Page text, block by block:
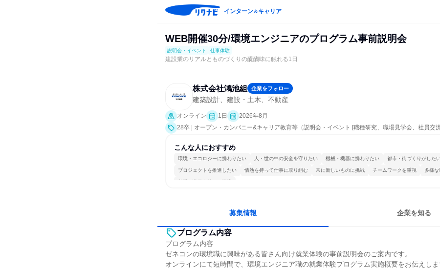
インターン＆キャリア
WEB開催30分/環境エンジニアのプログラム事前説明会
説明会・イベント 仕事体験
建設業のリアルとものづくりの醍醐味に触れる1日
株式会社鴻池組 企業をフォロー
建築設計、建設・土木、不動産
オンライン 1日
2026年8月
28卒 | オープン・カンパニー&キャリア教育等（説明会・イベント [職種研究、職場見学会、社員交
こんな人におすすめ
環境・エコロジーに携わりたい 人・世の中の安全を守りたい 機械・機器に携わりたい 都市・街づくりがした
プロジェクトを推進したい 情熱を持って仕事に取り組む 常に新しいものに挑戦 チームワークを重視 多様
若手が裁量を持てる環境
募集情報 企業を知る
プログラム内容
プログラム内容
ゼネコンの環境職に興味がある皆さん向け就業体験の事前説明会のご案内です。
オンラインにて短時間で、環境エンジニア職の就業体験プログラム実施概要をお伝えしま